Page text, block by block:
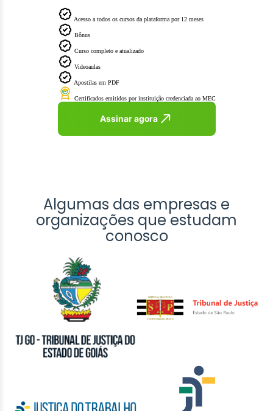
Acesso a todos os cursos da plataforma por 12 meses
Bônus
Curso completo e atualizado
Videoaulas
Apostilas em PDF
Certificados emitidos por instituição credenciada ao MEC
Assinar agora
Algumas das empresas e
organizações que estudam
conosco